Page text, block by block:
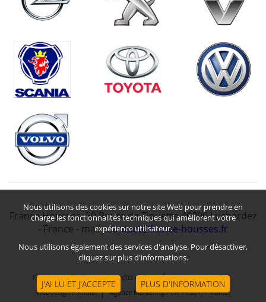
France Housses, 50 Route de Tiquette 40090 Lucbardez
- France - mail :contact@france-housses.fr
MenuFrance Housses, 2021 tous droits réservés
Mentions légales
Webdesign F.Roulet
Agence Marketing Pole Position Market
Nous utilisons des cookies sur notre site Web pour prendre en
charge les fonctionnalités techniques qui améliorent votre
expérience utilisateur.
Nous utilisons également des services d'analyse. Pour désactiver,
cliquez sur plus d'informations.
J'AI LU ET J'ACCEPTE PLUS D'INFORMATION